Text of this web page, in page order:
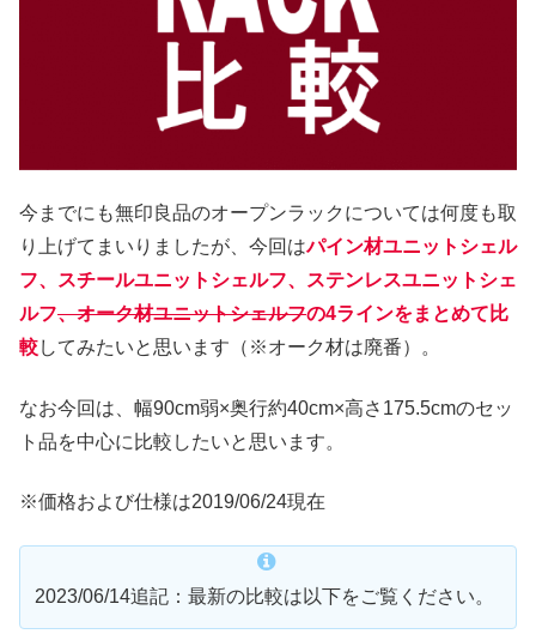
今までにも無印良品のオープンラックについては何度も取
り上げてまいりましたが、今回はパイン材ユニットシェル
フ、スチールユニットシェルフ、ステンレスユニットシェ
ルフ、オーク材ユニットシェルフの4ラインをまとめて比
較してみたいと思います（※オーク材は廃番）。
なお今回は、幅90cm弱×奥行約40cm×高さ175.5cmのセッ
ト品を中心に比較したいと思います。
※価格および仕様は2019/06/24現在
2023/06/14追記：最新の比較は以下をご覧ください。